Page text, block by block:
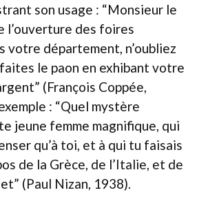
son usage : “Monsieur le
l’ouverture des foires
votre département, n’oubliez
le paon en exhibant votre
(François Coppée,
: “Quel mystère
jeune femme magnifique, qui
qu’à toi, et à qui tu faisais
de la Grèce, de l’Italie, et de
(Paul Nizan, 1938).